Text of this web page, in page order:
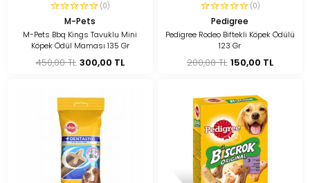
(0)
M-Pets
M-Pets Bbq Kings Tavuklu Mini
Köpek Ödül Maması 135 Gr
450,00 TL 300,00 TL
(0)
Pedigree
Pedigree Rodeo Biftekli Köpek Ödülü
123 Gr
200,00 TL 150,00 TL